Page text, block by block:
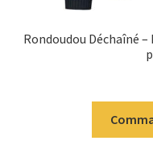
Rondoudou Déchaîné